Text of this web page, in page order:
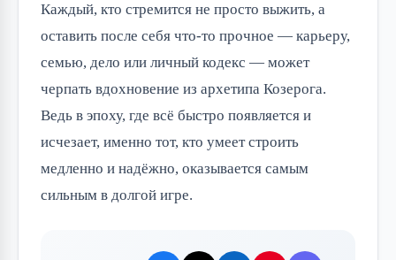
Каждый, кто стремится не просто выжить, а
оставить после себя что-то прочное — карьеру,
семью, дело или личный кодекс — может
черпать вдохновение из архетипа Козерога.
Ведь в эпоху, где всё быстро появляется и
исчезает, именно тот, кто умеет строить
медленно и надёжно, оказывается самым
сильным в долгой игре.